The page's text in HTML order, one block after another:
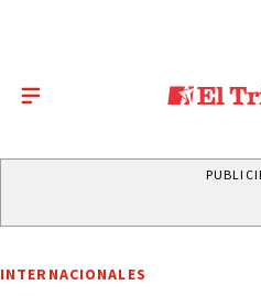
INTERNACIONALES